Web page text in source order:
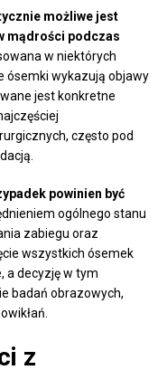
możliwe jest
mądrości podczas
w niektórych
ósemki wykazują objawy
jest konkretne
często pod
powinien być
ogólnego stanu
zabiegu oraz
wszystkich ósemek
a decyzję w tym
badań obrazowych,
z